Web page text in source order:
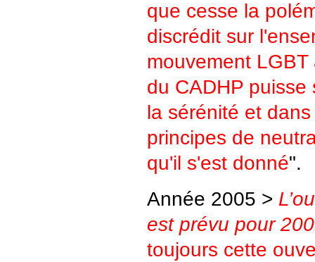
que cesse la
discrédit sur
mouvement
du CADHP
la sérénité et
principes de
qu'il s'est donné".
Année 2005 >
est prévu pour
toujours cette